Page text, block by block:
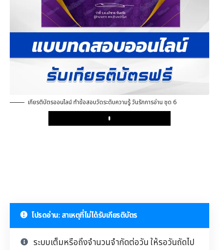
เกียรติบัตรออนไลน์ ทำข้อสอบวัดระดับความรู้ วันรักการอ่าน ชุด 6
Play
โปรดอ่าน: สาเหตุที่ไม่ได้รับเกียรติบัตร
ระบบเต็มหรือถึงจำนวนจำกัดต่อวัน ให้รอวันถัดไป